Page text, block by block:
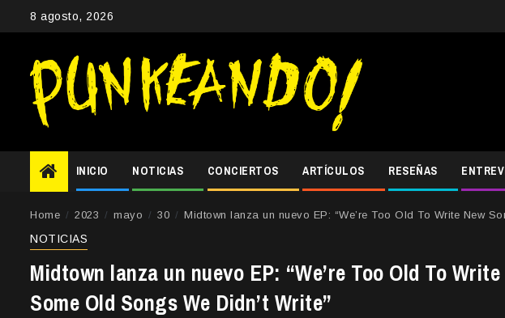
8 agosto, 2026
INICIO NOTICIAS CONCIERTOS ARTÍCULOS RESEÑAS
Home 2023 mayo 30 Midtown lanza un nuevo EP: “We’re Too Old To Write New
NOTICIAS
Midtown lanza un nuevo EP: “We’re Too Old To
Some Old Songs We Didn’t Write”